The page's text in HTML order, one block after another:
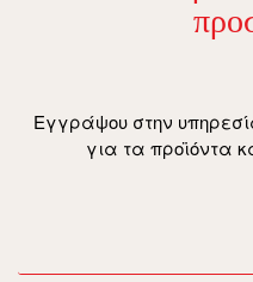
Εγγράψου στην
για τα προϊόντα